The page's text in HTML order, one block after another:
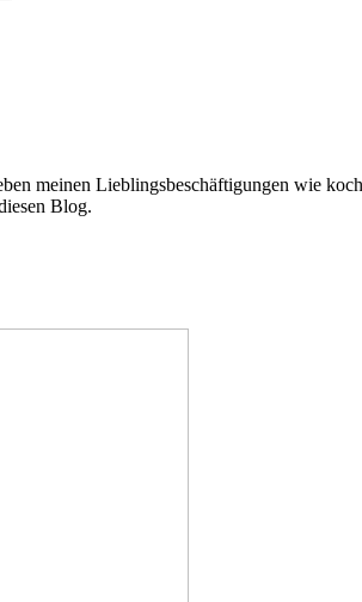
meinen Lieblingsbeschäftigungen wie
Blog.